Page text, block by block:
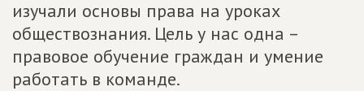
изучали основы права на уроках
обществознания. Цель у нас одна –
правовое обучение граждан и умение
работать в команде.